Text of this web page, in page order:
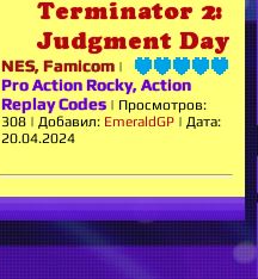
Terminator 2:
Judgment Day
NES, Famicom |
Pro Action Rocky, Action
Replay Codes | Просмотров:
308 | Добавил: EmeraldGP | Дата:
20.04.2024